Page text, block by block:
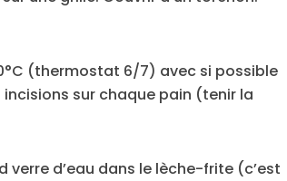
(thermostat 6/7) avec si possible
sur chaque pain (tenir la
d’eau dans le lèche-frite (c’est